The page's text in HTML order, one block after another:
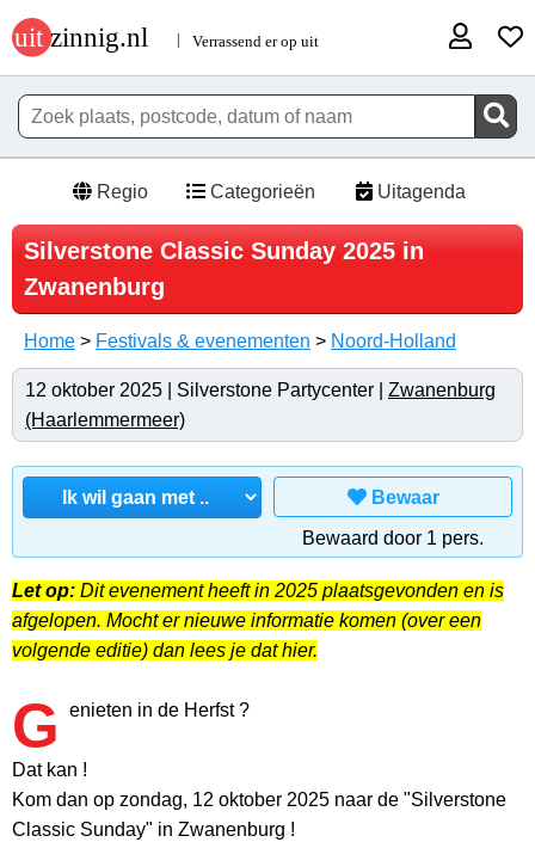
Regio Categorieën Uitagenda
Silverstone Classic Sunday 2025 in
Zwanenburg
Home > Festivals & evenementen > Noord-Holland
12 oktober 2025 | Silverstone Partycenter | Zwanenburg
(Haarlemmermeer)
Bewaar
Bewaard door 1 pers.
Let op: Dit evenement heeft in 2025 plaatsgevonden en is
afgelopen. Mocht er nieuwe informatie komen (over een
volgende editie) dan lees je dat hier.
G enieten in de Herfst ?
Dat kan !
Kom dan op zondag, 12 oktober 2025 naar de "Silverstone
Classic Sunday" in Zwanenburg !